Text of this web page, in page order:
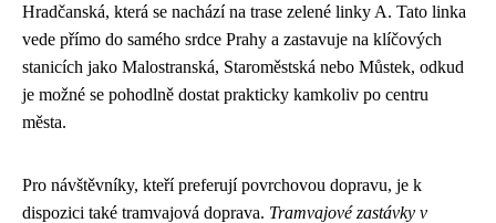
Hradčanská, která se nachází na trase zelené linky A. Tato linka
vede přímo do samého srdce Prahy a zastavuje na klíčových
stanicích jako Malostranská, Staroměstská nebo Můstek, odkud
je možné se pohodlně dostat prakticky kamkoliv po centru
města.
Pro návštěvníky, kteří preferují povrchovou dopravu, je k
dispozici také tramvajová doprava. Tramvajové zastávky v